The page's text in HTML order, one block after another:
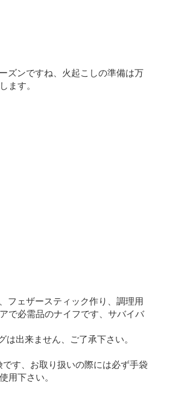
ズンですね、火起こしの準備は万
ます。
フェザースティック作り、調理用
で必需品のナイフです、サバイバ
出来ません、ご了承下さい。
す、お取り扱いの際には必ず手袋
使用下さい。